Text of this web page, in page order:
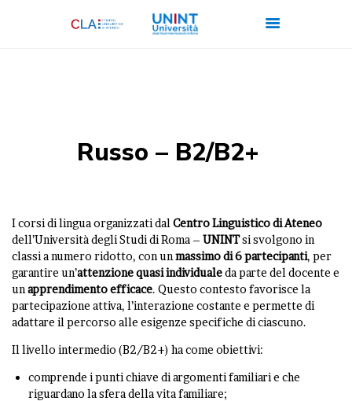
CERTIFICAZIONI
FORMAZIONE
AZIENDALE
LAVORA CON NOI
Russo – B2/B2+
I corsi di lingua organizzati dal Centro Linguistico di Ateneo
dell’Università degli Studi di Roma – UNINTsi svolgono in
classi a numero ridotto, con unmassimo di 6partecipanti, per
garantire un’attenzione quasi individualeda parte del docente e
unapprendimento efficace. Questo contesto favorisce la
partecipazione attiva, l’interazione costante e permette di
adattare il percorso alle esigenze specifiche di ciascuno.
Il livello intermedio (B2/B2+) ha come obiettivi:
comprende i punti chiave di argomenti familiari e che
riguardano la sfera della vita familiare;